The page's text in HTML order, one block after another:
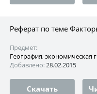
Реферат по теме
Предмет:
География, экономическая
Добавлено:28.02.2015
Скачать